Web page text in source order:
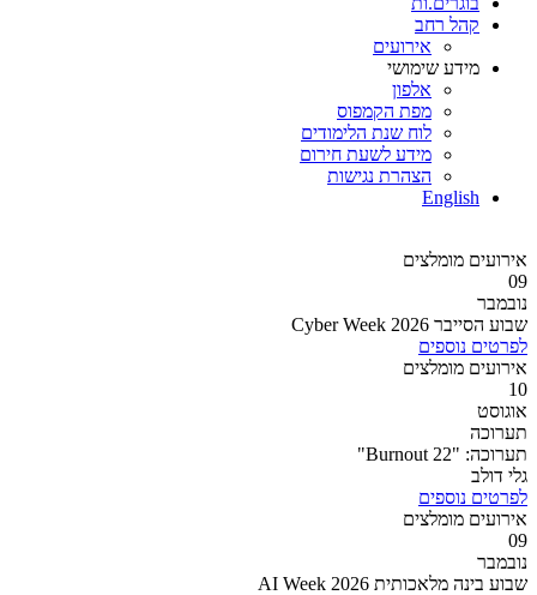
קהל רחב
אירועים
מידע שימושי
אלפון
מפת הקמפוס
לוח שנת הלימודים
מידע לשעת חירום
הצהרת נגישות
English
אירועים מומלצים
09
נובמבר
שבוע הסייבר 2026 Cyber Week
לפרטים נוספים
אירועים מומלצים
10
אוגוסט
תערוכה
תערוכה: "Burnout 22"
גלי דולב
לפרטים נוספים
אירועים מומלצים
09
נובמבר
שבוע בינה מלאכותית AI Week 2026